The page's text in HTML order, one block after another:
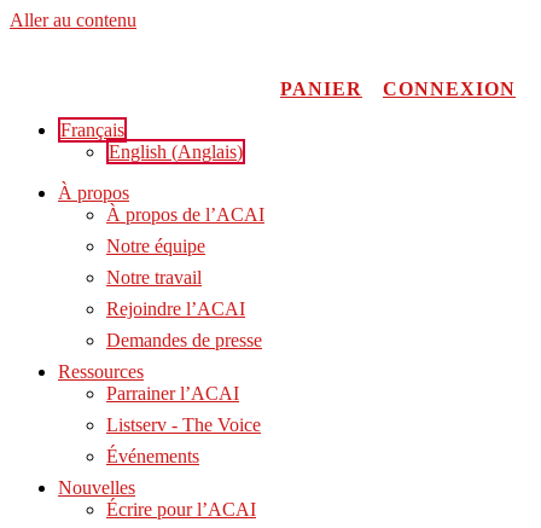
Aller au contenu
PANIER
CONNEXION
Français
English (Anglais)
À propos
À propos de l’ACAI
Notre équipe
Notre travail
Rejoindre l’ACAI
Demandes de presse
Ressources
Parrainer l’ACAI
Listserv - The Voice
Événements
Nouvelles
Écrire pour l’ACAI